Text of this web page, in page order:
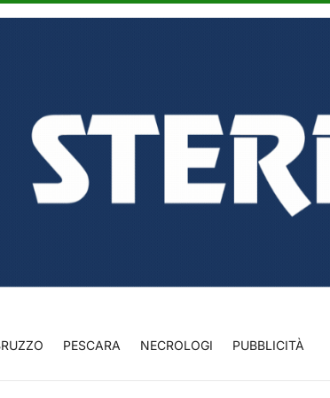
PESCARA NECROLOGI PUBBLICITÀ